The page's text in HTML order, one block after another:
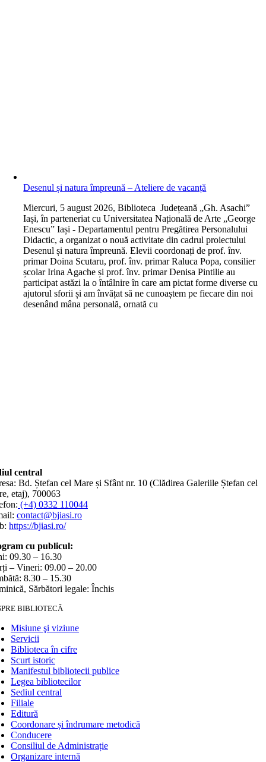
Desenul și natura împreună – Ateliere de vacanță
Miercuri, 5 august 2026, Biblioteca Județeană „Gh. Asachi”
Iași, în parteneriat cu Universitatea Națională de Arte „George
Enescu” Iași - Departamentul pentru Pregătirea Personalului
Didactic, a organizat o nouă activitate din cadrul proiectului
Desenul și natura împreună. Elevii coordonați de prof. înv.
primar Doina Scutaru, prof. înv. primar Raluca Popa, consilier
școlar Irina Agache și prof. înv. primar Denisa Pintilie au
participat astăzi la o întâlnire în care am pictat forme diverse cu
ajutorul sforii și am învățat să ne cunoaștem pe fiecare din noi
desenând mâna personală, ornată cu
central
Bd. Ștefan cel Mare și Sfânt nr. 10 (Clădirea Galeriile Ștefan cel
etaj), 700063
(+4) 0332 110044
contact@bjiasi.ro
https://bjiasi.ro/
cu publicul:
09.30 – 16.30
– Vineri: 09.00 – 20.00
8.30 – 15.30
Sărbători legale: Închis
BIBLIOTECĂ
Misiune şi viziune
Servicii
Biblioteca în cifre
Scurt istoric
Manifestul bibliotecii publice
Legea bibliotecilor
Sediul central
Filiale
Editură
Coordonare și îndrumare metodică
Conducere
Consiliul de Administrație
Organizare internă